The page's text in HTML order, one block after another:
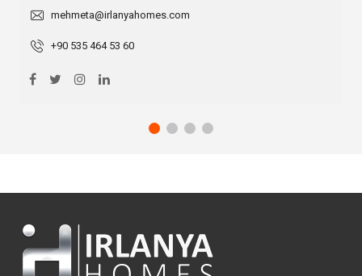
mehmeta@irlanyahomes.com
+90 535 464 53 60